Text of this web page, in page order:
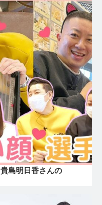
島明日香さんの